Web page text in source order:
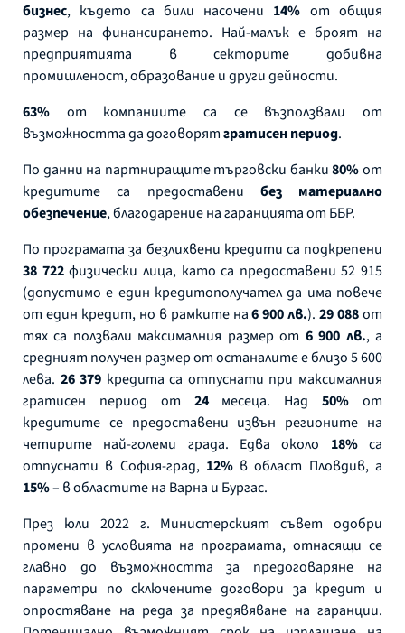
бизнес, където са били насочени 14% от общия
размер на финансирането. Най-малък е броят на
предприятията в секторите добивна
промишленост, образование и други дейности.
63% от компаниите са се възползвали от
възможността да договорятгратисен период.
По данни на партниращите търговски банки80%от
кредитите са предоставени без материално
обезпечение, благодарение на гаранцията от ББР.
По програмата за безлихвени кредити са подкрепени
38 722физически лица, като са предоставени 52 915
(допустимо е един кредитополучател да има повече
от един кредит, но в рамките на6 900 лв.). 29 088от
тях са ползвали максималния размер от 6 900 лв., а
средният получен размер от останалите е близо 5 600
лева. 26 379 кредита са отпуснати при максималния
гратисен период от 24месеца. Над50% от
кредитите се предоставени извън регионите на
четирите най-големи града. Едва около 18%са
отпуснати в София-град, 12%в област Пловдив, а
15%– в областите на Варна и Бургас.
През юли 2022 г. Министерският съвет одобри
промени в условията на програмата, отнасящи се
главно до възможността за предоговаряне на
параметри по сключените договори за кредит и
опростяване на реда за предявяване на гаранции.